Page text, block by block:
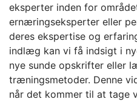
eksperter inden for
ernæringseksperter eller
deres ekspertise og
indlæg kan vi få indsigt i
nye sunde opskrifter eller
træningsmetoder. Denne
når det kommer til at tage